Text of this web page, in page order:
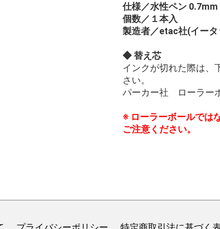
仕様／水性ペン 0.7mm
個数／１本入
製造者／etac社(イー
◆ 替え芯
インクが切れた際は、
さい。
パーカー社 ローラー
※ ローラーボールでは
ご注意ください。